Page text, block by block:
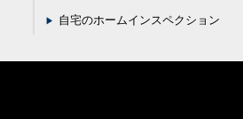
自宅のホームインスペクション